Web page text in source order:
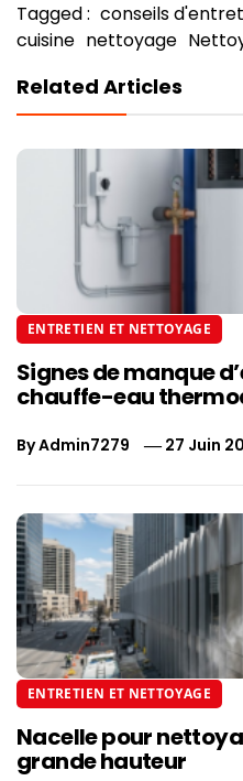
Tagged : conseils
cuisine nettoyage
Related Articles
ENTRETIEN ET NETTOYAGE
Signes de manque
chauffe-eau
ByAdmin7279 27 Juin
ENTRETIEN ET NETTOYAGE
Nacelle pour
grande hauteur